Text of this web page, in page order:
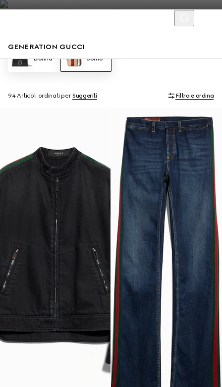
GENERATION GUCCI
Donna Uomo
94 Articoli ordinati perSuggeriti Filtra e ordina